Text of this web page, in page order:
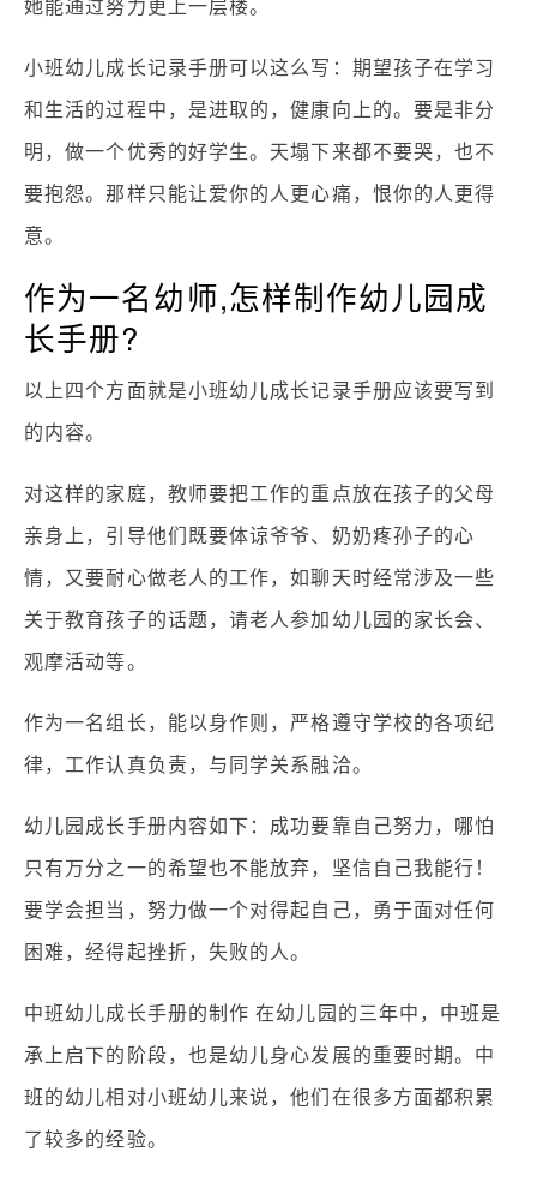
她能通过努力更上一层楼。
小班幼儿成长记录手册可以这么写：期望孩子在学习
和生活的过程中，是进取的，健康向上的。要是非分
明，做一个优秀的好学生。天塌下来都不要哭，也不
要抱怨。那样只能让爱你的人更心痛，恨你的人更得
意。
作为一名幼师,怎样制作幼儿园成
长手册?
以上四个方面就是小班幼儿成长记录手册应该要写到
的内容。
对这样的家庭，教师要把工作的重点放在孩子的父母
亲身上，引导他们既要体谅爷爷、奶奶疼孙子的心
情，又要耐心做老人的工作，如聊天时经常涉及一些
关于教育孩子的话题，请老人参加幼儿园的家长会、
观摩活动等。
作为一名组长，能以身作则，严格遵守学校的各项纪
律，工作认真负责，与同学关系融洽。
幼儿园成长手册内容如下：成功要靠自己努力，哪怕
只有万分之一的希望也不能放弃，坚信自己我能行！
要学会担当，努力做一个对得起自己，勇于面对任何
困难，经得起挫折，失败的人。
中班幼儿成长手册的制作 在幼儿园的三年中，中班是
承上启下的阶段，也是幼儿身心发展的重要时期。中
班的幼儿相对小班幼儿来说，他们在很多方面都积累
了较多的经验。